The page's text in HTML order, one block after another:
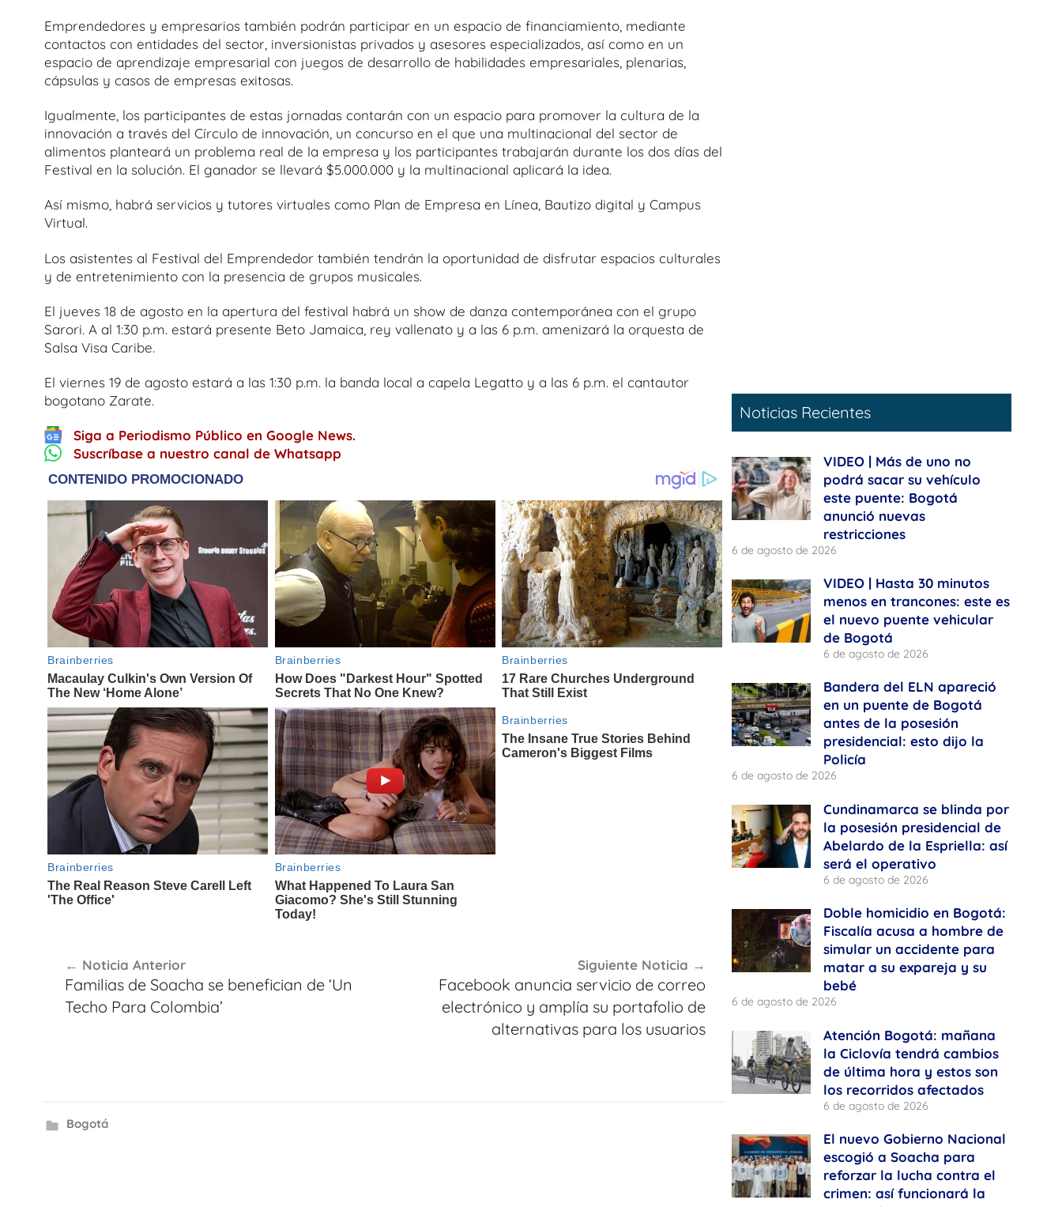
Emprendedores y empresarios también podrán participar en un espacio de financiamiento, mediante
contactos con entidades del sector, inversionistas privados y asesores especializados, así como en un
espacio de aprendizaje empresarial con juegos de desarrollo de habilidades empresariales, plenarias,
cápsulas y casos de empresas exitosas.
Igualmente, los participantes de estas jornadas contarán con un espacio para promover la cultura de la
innovación a través del Círculo de innovación, un concurso en el que una multinacional del sector de
alimentos planteará un problema real de la empresa y los participantes trabajarán durante los dos días del
Festival en la solución. El ganador se llevará $5.000.000 y la multinacional aplicará la idea.
Así mismo, habrá servicios y tutores virtuales como Plan de Empresa en Línea, Bautizo digital y Campus
Virtual.
Los asistentes al Festival del Emprendedor también tendrán la oportunidad de disfrutar espacios culturales
y de entretenimiento con la presencia de grupos musicales.
El jueves 18 de agosto en la apertura del festival habrá un show de danza contemporánea con el grupo
Sarori. A al 1:30 p.m. estará presente Beto Jamaica, rey vallenato y a las 6 p.m. amenizará la orquesta de
Salsa Visa Caribe.
El viernes 19 de agosto estará a las 1:30 p.m. la banda local a capela Legatto y a las 6 p.m. el cantautor
bogotano Zarate.
Siga a Periodismo Público en Google News.
Suscríbase a nuestro canal de Whatsapp
de
entradas
Noticia Anterior
Familias de Soacha se benefician de ‘Un
Techo Para Colombia’
Siguiente Noticia
Facebook anuncia servicio de correo
electrónico y amplía su portafolio de
alternativas para los usuarios
Bogotá
Noticias Recientes
VIDEO | Más de uno no
podrá sacar su vehículo
este puente: Bogotá
anunció nuevas
restricciones
6 de agosto de 2026
VIDEO | Hasta 30 minutos
menos en trancones: este es
el nuevo puente vehicular
de Bogotá
6 de agosto de 2026
Bandera del ELN apareció
en un puente de Bogotá
antes de la posesión
presidencial: esto dijo la
Policía
6 de agosto de 2026
Cundinamarca se blinda por
la posesión presidencial de
Abelardo de la Espriella: así
será el operativo
6 de agosto de 2026
Doble homicidio en Bogotá:
Fiscalía acusa a hombre de
simular un accidente para
matar a su expareja y su
bebé
6 de agosto de 2026
Atención Bogotá: mañana
la Ciclovía tendrá cambios
de última hora y estos son
los recorridos afectados
6 de agosto de 2026
El nuevo Gobierno Nacional
escogió a Soacha para
reforzar la lucha contra el
crimen: así funcionará la